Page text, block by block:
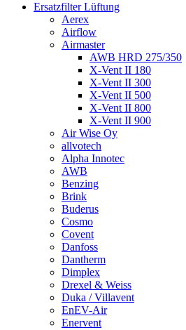
Ersatzfilter Lüftung
Aerex
Airflow
Airmaster
AWB HRD 275/350
X-Vent II 180
X-Vent II 300
X-Vent II 500
X-Vent II 800
X-Vent II 900
Air Wise Oy
allvotech
Alpha Innotec
AWB
Benzing
Brink
Buderus
Cosmo
Covent
Danfoss
Dantherm
Dimplex
Drexel & Weiss
Duka / Villavent
EnEV-Air
Enervent